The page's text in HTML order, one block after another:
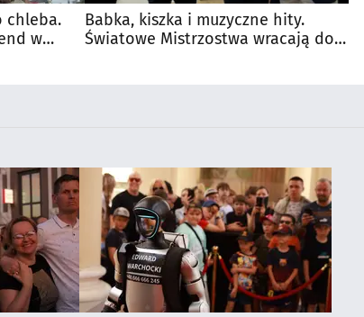
chleba.
w
Babka, kiszka i muzyczne hity.
Światowe Mistrzostwa wracają do